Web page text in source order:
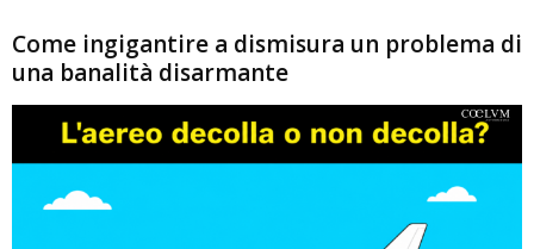
Come ingigantire a dismisura un problema di
una banalità disarmante